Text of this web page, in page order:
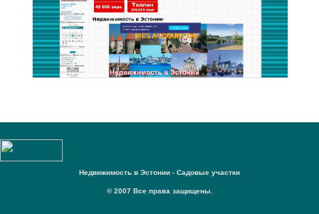
Недвижимость в Эстонии - Садовые участки
© 2007 Все права защищены.